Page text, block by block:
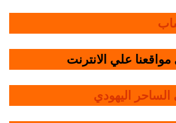
علي الانترنت
اليهودي